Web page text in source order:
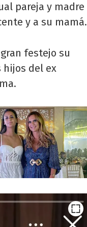
pareja y madre
y a su mamá.
festejo su
hijos del ex